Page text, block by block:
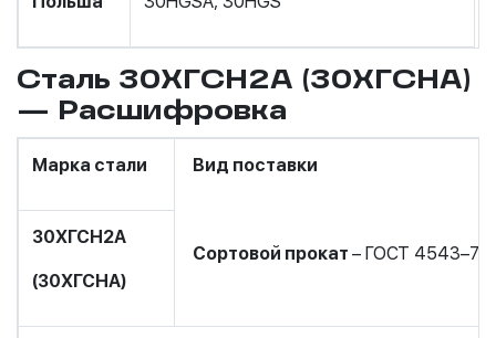
Сталь 30ХГСН2А (30ХГСНА)
— Расшифровка
Марка стали Вид поставки
Сортовой прокат – ГОСТ 4543–71.
30ХГСН2А
(30ХГСНА)